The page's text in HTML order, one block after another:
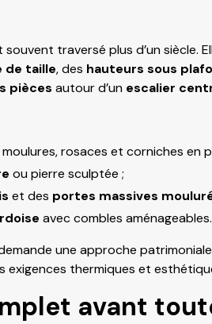
traversé plus d’un siècle.
de taille, des hauteurs sous
pièces autour d’un escalier
moulures, rosaces et corniches en
ou pierre sculptée ;
et des portes massives
avec combles aménageables.
une approche
exigences thermiques et
avant